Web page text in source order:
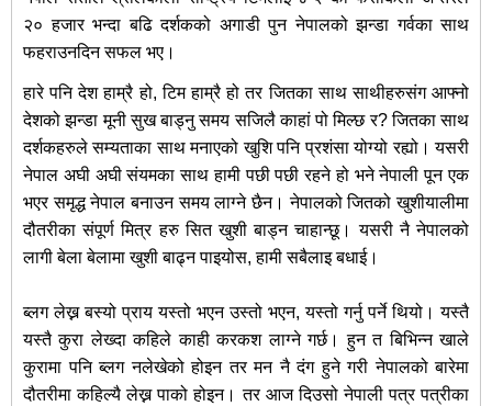
२० हजार भन्दा बढि दर्शकको अगाडी पुन नेपालको झन्डा गर्वका साथ
फहराउनदिन सफल भए।
हारे पनि देश हाम्रै हो, टिम हाम्रै हो तर जितका साथ साथीहरुसंग आफ्नो
देशको झन्डा मूनी सुख बाड्नु समय सजिलै काहां पो मिल्छ र? जितका साथ
दर्शकहरुले सम्यताका साथ मनाएको खुशि पनि प्रशंसा योग्यो रह्यो। यसरी
नेपाल अघी अघी संयमका साथ हामी पछी पछी रहने हो भने नेपाली पून एक
भएर समृद्ध नेपाल बनाउन समय लाग्ने छैन। नेपालको जितको खुशीयालीमा
दौतरीका संपूर्ण मित्र हरु सित खुशी बाड्न चाहान्छू। यसरी नै नेपालको
लागी बेला बेलामा खुशी बाढ्न पाइयोस, हामी सबैलाइ बधाई।
ब्लग लेख्न बस्यो प्राय यस्तो भएन उस्तो भएन, यस्तो गर्नु पर्ने थियो। यस्तै
यस्तै कुरा लेख्दा कहिले काही करकश लाग्ने गर्छ। हुन त बिभिन्न खाले
कुरामा पनि ब्लग नलेखेको होइन तर मन नै दंग हुने गरी नेपालको बारेमा
दौतरीमा कहिल्यैलेख्न पाकोहोइन। तर आज दिउसो नेपाली पत्र पत्रीका